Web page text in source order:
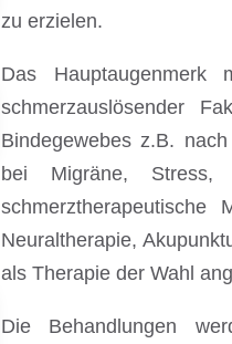
zu erzielen.
Das
schmerzauslösender
Bindegewebes z.B.
bei Migräne, Stress,
Neuraltherapie,
als Therapie der Wahl
Die Behandlungen